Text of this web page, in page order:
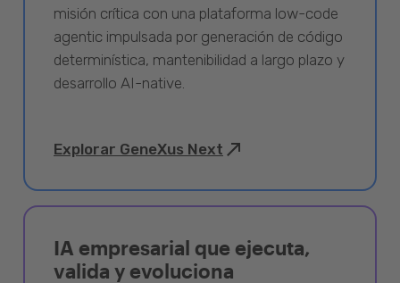
misión crítica con una plataforma low-code
agentic impulsada por generación de código
determinística, mantenibilidad a largo plazo y
desarrollo AI-native.
Explorar GeneXus Next
IA empresarial que ejecuta,
valida y evoluciona